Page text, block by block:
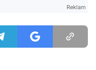
Reklam